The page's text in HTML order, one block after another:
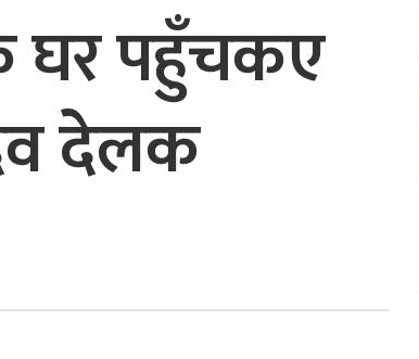
घर पहुँचकए
देलक